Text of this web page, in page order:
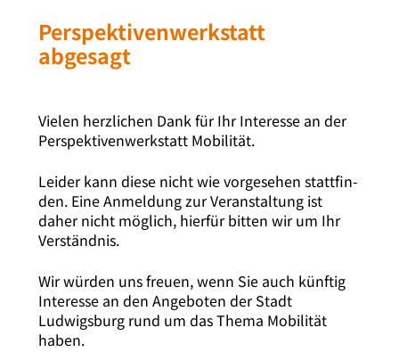
Perspektivenwerkstatt
abgesagt
Vielen herz­li­chen Dank für Ihr Interesse an der
Perspektivenwerkstatt Mobilität.
Leider kann die­se nicht wie vor­ge­se­hen statt­fin­
den. Eine Anmeldung zur Veranstaltung ist
daher nicht mög­lich, hier­für bit­ten wir um Ihr
Verständnis.
Wir wür­den uns freu­en, wenn Sie auch künf­tig
Interesse an den Angeboten der Stadt
Ludwigsburg rund um das Thema Mobilität
haben.